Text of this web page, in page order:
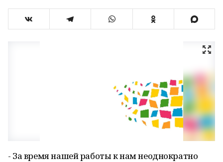
- За время нашей работы к нам неоднократно